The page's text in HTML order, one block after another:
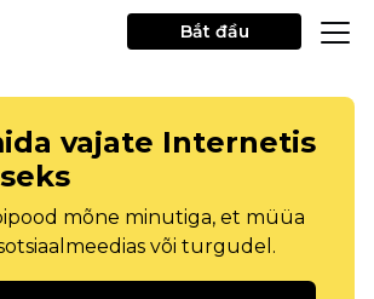
Bắt đầu
vajate Internetis
mõne minutiga, et müüa
või turgudel.